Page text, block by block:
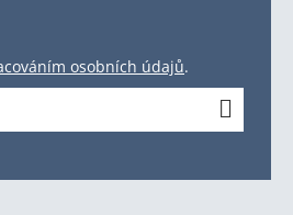
osobních údajů.